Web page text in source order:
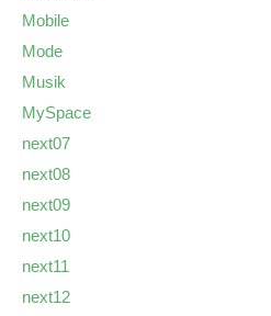
Mobile
Mode
Musik
MySpace
next07
next08
next09
next10
next11
next12